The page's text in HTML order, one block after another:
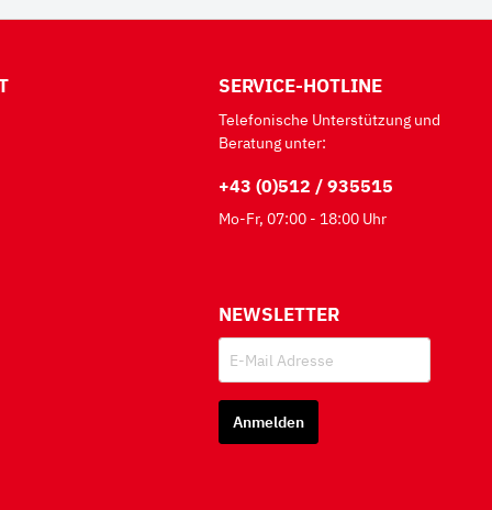
SERVICE-HOTLINE
Telefonische Unterstützung und
Beratung unter:
+43 (0)512 / 935515
Mo-Fr, 07:00 - 18:00 Uhr
NEWSLETTER
Anmelden